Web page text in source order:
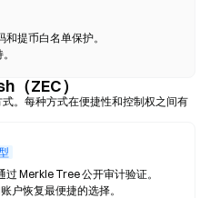
提币白名单保护。
（ZEC）
。每种方式在便捷性和控制权之间有
Merkle Tree 公开审计验证。
户恢复最便捷的选择。